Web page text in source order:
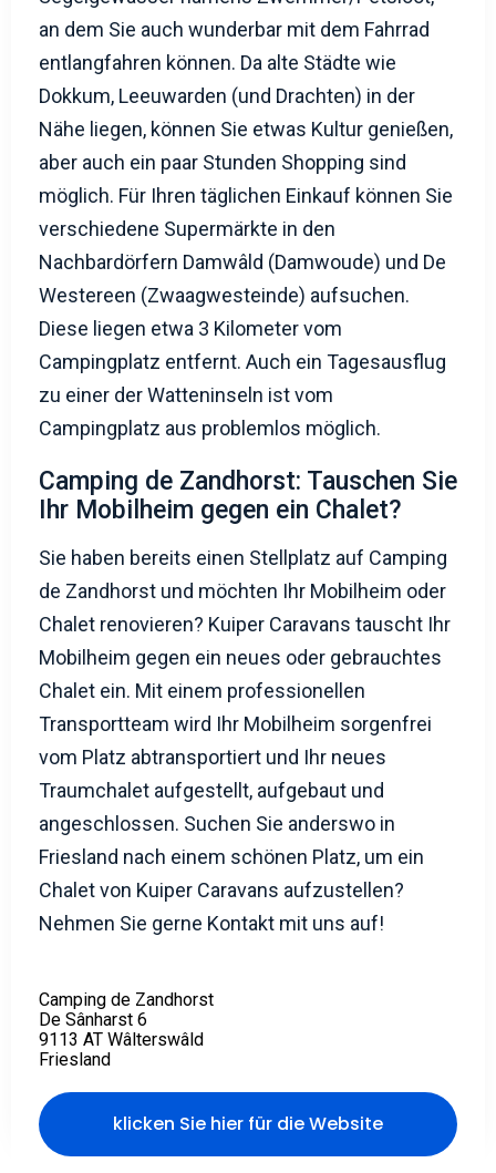
an dem Sie auch wunderbar mit dem Fahrrad
entlangfahren können. Da alte Städte wie
Dokkum, Leeuwarden (und Drachten) in der
Nähe liegen, können Sie etwas Kultur genießen,
aber auch ein paar Stunden Shopping sind
möglich. Für Ihren täglichen Einkauf können Sie
verschiedene Supermärkte in den
Nachbardörfern Damwâld (Damwoude) und De
Westereen (Zwaagwesteinde) aufsuchen.
Diese liegen etwa 3 Kilometer vom
Campingplatz entfernt. Auch ein Tagesausflug
zu einer der Watteninseln ist vom
Campingplatz aus problemlos möglich.
Camping de Zandhorst: Tauschen Sie
Ihr Mobilheim gegen ein Chalet?
Sie haben bereits einen Stellplatz auf Camping
de Zandhorst und möchten Ihr Mobilheim oder
Chalet renovieren? Kuiper Caravans tauscht Ihr
Mobilheim gegen ein neues oder gebrauchtes
Chalet ein. Mit einem professionellen
Transportteam wird Ihr Mobilheim sorgenfrei
vom Platz abtransportiert und Ihr neues
Traumchalet aufgestellt, aufgebaut und
angeschlossen. Suchen Sie anderswo in
Friesland nach einem schönen Platz, um ein
Chalet von Kuiper Caravans aufzustellen?
Nehmen Sie gerne Kontakt mit uns auf!
Camping de Zandhorst
De Sânharst 6
9113 AT Wâlterswâld
Friesland
klicken Sie hier für die Website